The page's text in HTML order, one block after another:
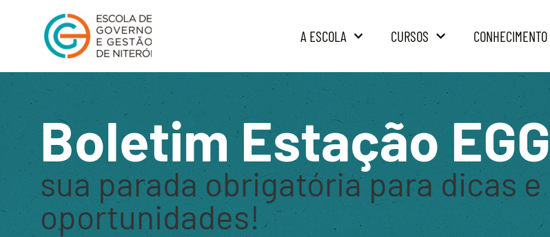
A ESCOLA CURSOS CONHECIMENTO
Boletim Estação EGG
sua parada obrigatória para dicas e
oportunidades!